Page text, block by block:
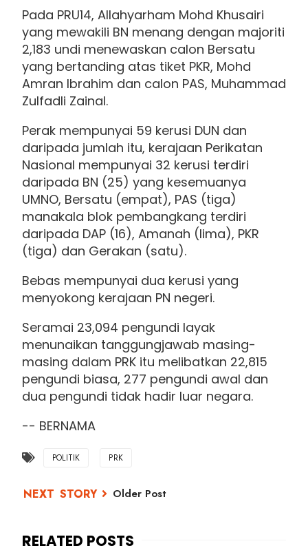
Pada PRU14, Allahyarham Mohd Khusairi
yang mewakili BN menang dengan majoriti
2,183 undi menewaskan calon Bersatu
yang bertanding atas tiket PKR, Mohd
Amran Ibrahim dan calon PAS, Muhammad
Zulfadli Zainal.
Perak mempunyai 59 kerusi DUN dan
daripada jumlah itu, kerajaan Perikatan
Nasional mempunyai 32 kerusi terdiri
daripada BN (25) yang kesemuanya
UMNO, Bersatu (empat), PAS (tiga)
manakala blok pembangkang terdiri
daripada DAP (16), Amanah (lima), PKR
(tiga) dan Gerakan (satu).
Bebas mempunyai dua kerusi yang
menyokong kerajaan PN negeri.
Seramai 23,094 pengundi layak
menunaikan tanggungjawab masing-
masing dalam PRK itu melibatkan 22,815
pengundi biasa, 277 pengundi awal dan
dua pengundi tidak hadir luar negara.
-- BERNAMA
POLITIK PRK
Older Post